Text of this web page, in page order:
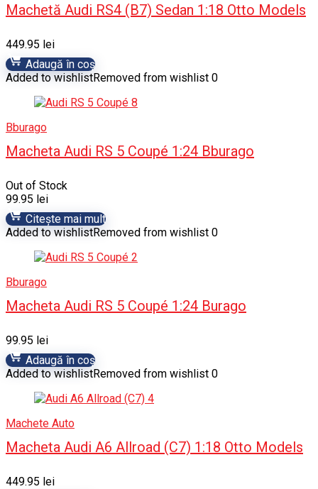
Machetă Audi RS4 (B7) Sedan 1:18 Otto Models
449.95 lei
Adaugă în coș
Added to wishlistRemoved from wishlist 0
Bburago
Macheta Audi RS 5 Coupé 1:24 Bburago
Out of Stock
99.95 lei
Citește mai mult
Added to wishlistRemoved from wishlist 0
Bburago
Macheta Audi RS 5 Coupé 1:24 Burago
99.95 lei
Adaugă în coș
Added to wishlistRemoved from wishlist 0
Machete Auto
Macheta Audi A6 Allroad (C7) 1:18 Otto Models
449.95 lei